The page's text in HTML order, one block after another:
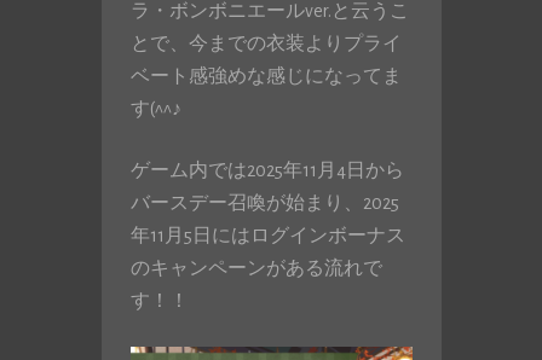
ラ・ボンボニエールver.と云うこ
とで、今までの衣装よりプライ
ベート感強めな感じになってま
す(^^♪
ゲーム内では2025年11月4日から
バースデー召喚が始まり、2025
年11月5日にはログインボーナス
のキャンペーンがある流れで
す！！